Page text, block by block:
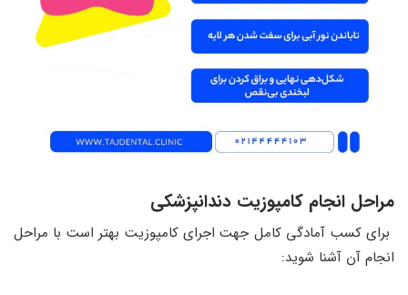
مراحل انجام کامپوزیت دندانپزشکی
برای کسب آمادگی کامل جهت اجرای کامپوزیت بهتر است با مراحل
انجام آن آشنا شوید: